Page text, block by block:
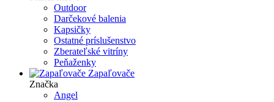
Outdoor
Darčekové balenia
Kapsičky
Ostatné príslušenstvo
Zberateľské vitríny
Peňaženky
Zapaľovače
Značka
Angel